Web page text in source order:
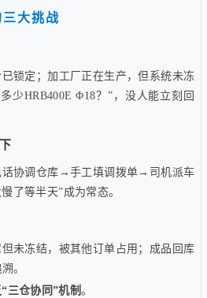
大挑战
锁定；加工厂正在生产，但系统未冻
少HRB400E Φ18？”，没人能立刻回
话协调仓库→手工填调拨单→司机派车
了等半天”成为常态。
未冻结，被其他订单占用；成品回库
。
三仓协同”机制。